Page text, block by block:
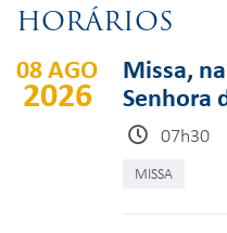
HORÁRIOS
08 AGO
2026
Missa,
Senhora
07h30
MISSA